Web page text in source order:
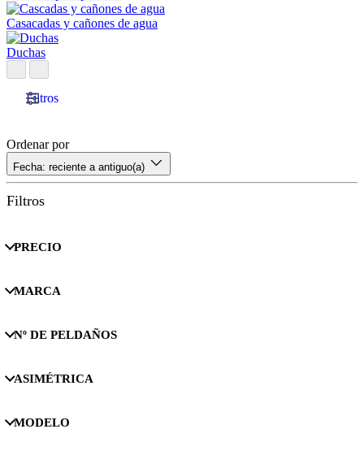
Casacadas y cañones de agua
Duchas
Filtros
Ordenar por
Fecha: reciente a antiguo(a)
Filtros
PRECIO
MARCA
Nº DE PELDAÑOS
ASIMÉTRICA
MODELO